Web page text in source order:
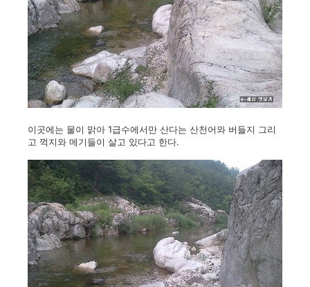
이곳에는 물이 맑아 1급수에서만 산다는 산천어와 버들지 그리
고 꺽지와 메기들이 살고 있다고 한다.